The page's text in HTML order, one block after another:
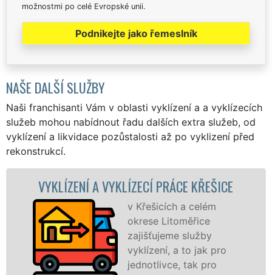
možnostmi po celé Evropské unii.
Podnikejte jako řemeslník
NAŠE DALŠÍ SLUŽBY
Naši franchisanti Vám v oblasti vyklízení a a vyklízecích
služeb mohou nabídnout řadu dalších extra služeb, od
vyklízení a likvidace pozůstalosti až po vyklizení před
rekonstrukcí.
A VYKLÍZECÍ PRÁCE KŘEŠICE
v Křešicích a celém
okrese Litoměřice
zajišťujeme služby
vyklízení, a to jak pro
jednotlivce, tak pro